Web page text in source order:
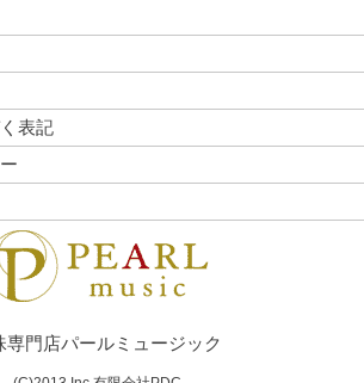
表記
専門店パールミュージック